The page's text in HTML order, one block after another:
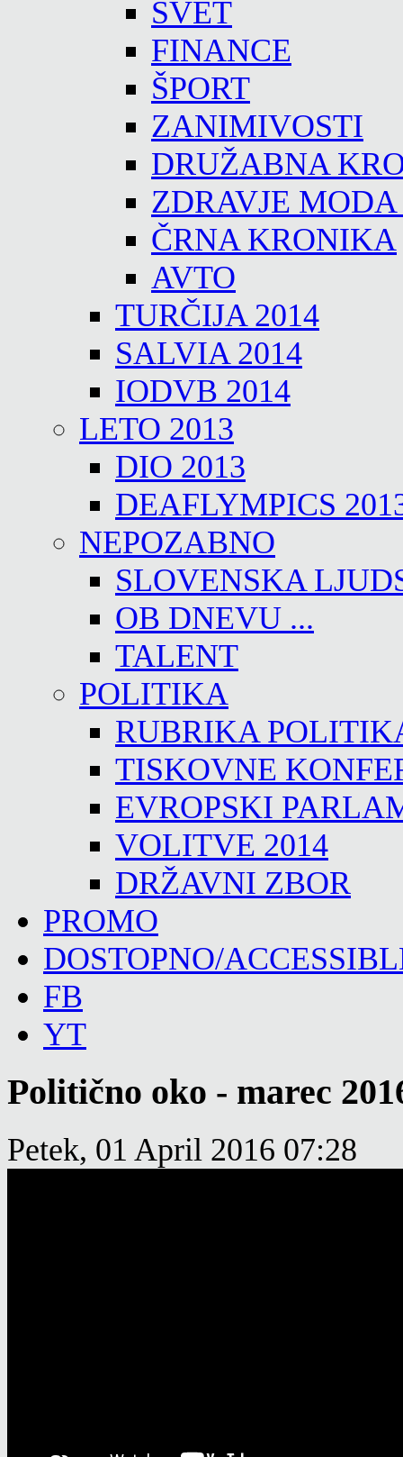
SVET
FINANCE
ŠPORT
ZANIMIVOSTI
DRUŽABNA
ZDRAVJE
ČRNA KRONIKA
AVTO
TURČIJA 2014
SALVIA 2014
IODVB 2014
LETO 2013
DIO 2013
DEAFLYMPICS
NEPOZABNO
SLOVENSKA
OB DNEVU ...
TALENT
POLITIKA
RUBRIKA
TISKOVNE
EVROPSKI
VOLITVE 2014
DRŽAVNI ZBOR
PROMO
DOSTOPNO/
FB
YT
Politično oko - marec
Petek, 01 April 2016 07:28